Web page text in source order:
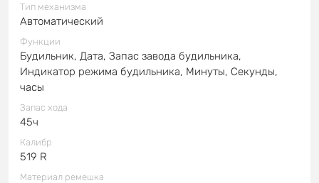
Тип механизма
Автоматический
Функции
Будильник, Дата, Запас завода будильника,
Индикатор режима будильника, Минуты, Секунды,
часы
Запас хода
45ч
Калибр
519 R
Материал ремешка